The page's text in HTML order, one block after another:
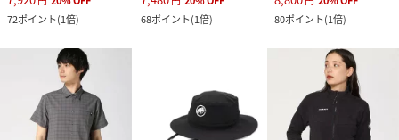
72ポイント(1倍)
68ポイント(1倍)
80ポイント(1倍)